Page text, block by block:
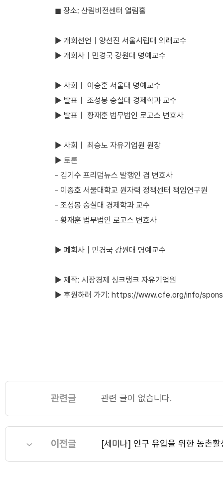
◼︎ 장소: 산림비전센터 열림홀
▶ 개회선언｜양선진 서울시립대 외래교수
▶ 개회사｜민경국 강원대 명예교수
▶ 사회｜ 이승훈 서울대 명예교수
▶ 발표｜ 조성봉 숭실대 경제학과 교수
▶ 발표｜ 황재훈 법무법인 로고스 변호사
▶ 사회｜ 최승노 자유기업원 원장
▶ 토론
- 김기수 프리덤뉴스 발행인 겸 변호사
- 이종호 서울대학교 원자력 정책센터 책임연구원
- 조성봉 숭실대 경제학과 교수
- 황재훈 법무법인 로고스 변호사
▶ 폐회사｜민경국 강원대 명예교수
▶ 제작: 시장경제 싱크탱크 자유기업원
▶ 후원하러 가기: https://www.cfe.org/info/
관련글 관련 글이 없습니다.
이전글 [세미나] 인구 유입을 위한 농촌